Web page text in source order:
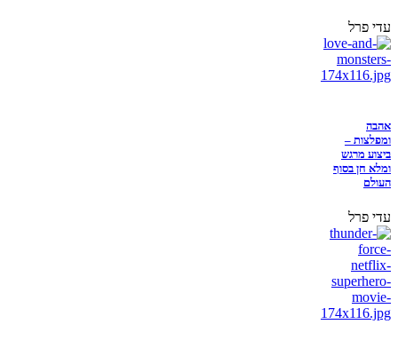
עדי פרל
אהבה
ומפלצות –
ביצוע מרגש
ומלא חן בסוף
העולם
עדי פרל